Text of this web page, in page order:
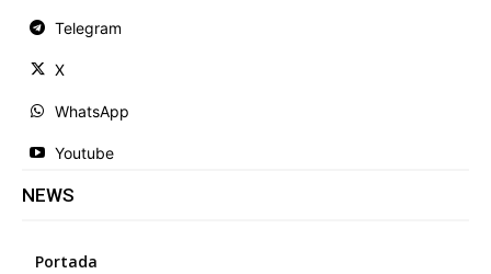
Telegram
X
WhatsApp
Youtube
NEWS
Portada